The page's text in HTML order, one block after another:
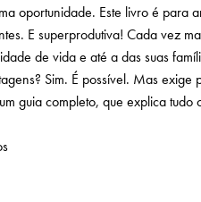
oportunidade. Este livro é
E superprodutiva! Cada vez
de vida e até a das suas
Sim. É possível. Mas
guia completo, que explica tudo